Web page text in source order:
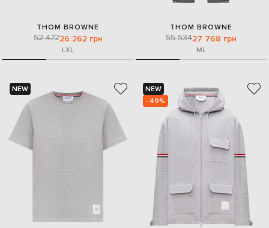
THOM BROWNE
52 47226 262 грн
LXL
THOM BROWNE
55 53427 768 грн
ML
NEW
NEW
- 49%